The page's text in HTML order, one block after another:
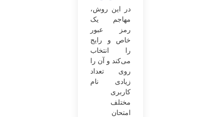
در این روش،
مهاجم یک
رمز عبور
خاص و رایج
را انتخاب
می‌کند و آن را
روی تعداد
زیادی نام
کاربری
مختلف
امتحان